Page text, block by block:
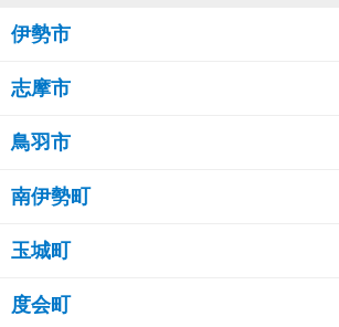
伊勢市
志摩市
鳥羽市
南伊勢町
玉城町
度会町